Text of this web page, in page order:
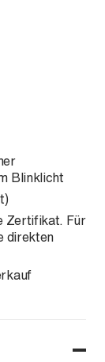
Blinklicht
Zertifikat. Für
direkten